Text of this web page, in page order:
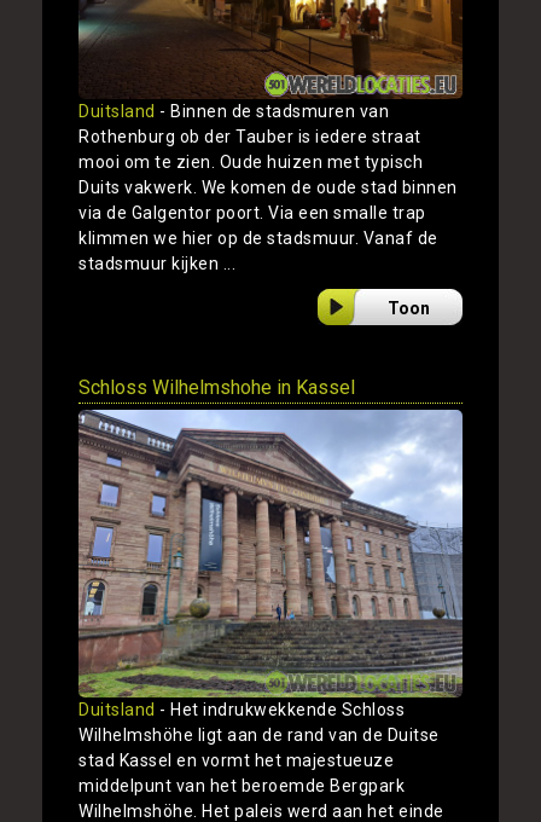
Duitsland - Binnen de stadsmuren van
Rothenburg ob der Tauber is iedere straat
mooi om te zien. Oude huizen met typisch
Duits vakwerk. We komen de oude stad binnen
via de Galgentor poort. Via een smalle trap
klimmen we hier op de stadsmuur. Vanaf de
stadsmuur kijken ...
Toon
Schloss Wilhelmshohe in Kassel
Duitsland - Het indrukwekkende Schloss
Wilhelmshöhe ligt aan de rand van de Duitse
stad Kassel en vormt het majestueuze
middelpunt van het beroemde Bergpark
Wilhelmshöhe. Het paleis werd aan het einde